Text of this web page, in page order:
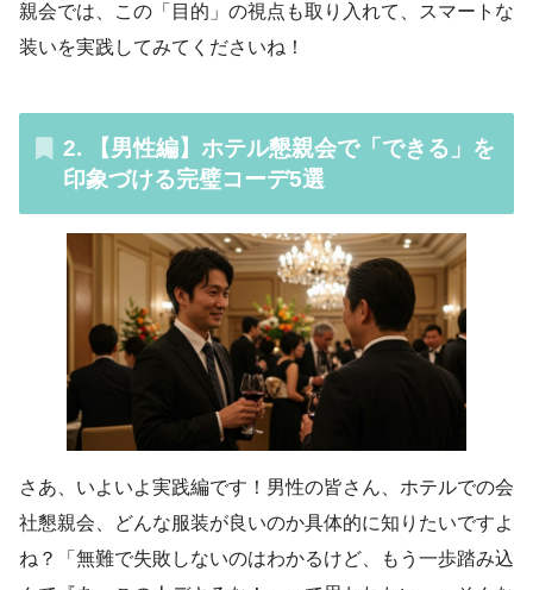
親会では、この「目的」の視点も取り入れて、スマートな
装いを実践してみてくださいね！
2. 【男性編】ホテル懇親会で「できる」を
印象づける完璧コーデ5選
さあ、いよいよ実践編です！男性の皆さん、ホテルでの会
社懇親会、どんな服装が良いのか具体的に知りたいですよ
ね？「無難で失敗しないのはわかるけど、もう一歩踏み込